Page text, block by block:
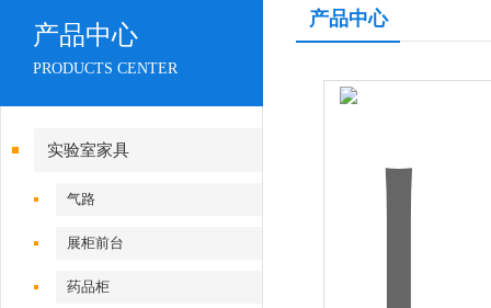
产品中心
PRODUCTS CENTER
实验室家具
气路
展柜前台
药品柜
产品中心